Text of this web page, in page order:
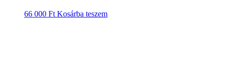
66 000 Ft Kosárba teszem